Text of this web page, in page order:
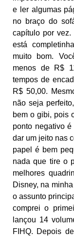
e ler algumas
no braço do
capítulo por
está
muito bom.
menos de R$
tempos de
R$ 50,00.
não seja
bem o gibi, pois
ponto negativo
dar um jeito nas
papel é bem
nada que tire o
melhores
Disney, na
o assunto
comprei o
lançou 14
FIHQ. Depois